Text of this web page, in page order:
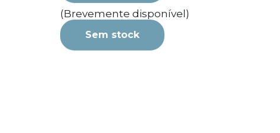
(Brevemente disponível)
Sem stock